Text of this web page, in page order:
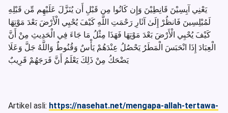
يَعْنِي آيِسِيْنَ قَانِطِيْنَ وَإِن كَانُوا مِن قَبْلِ أَن يُنَزَّلَ عَلَيْهِم مِّن قَبْلِهِ
لَمُبْلِسِينَ فَانظُرْ إِلَىٰ آثَارِ رَحْمَتِ اللَّهِ كَيْفَ يُحْيِي الْأَرْضَ بَعْدَ مَوْتِهَا
كَيْفَ يُحْيِي الْأَرْضَ بَعْدَ مَوْتِهَا فَهَذَا مِثْلُ مَا جَاءَ فِي الْحَدِيثِ مِنْ أَنَّ
الْعِبَادَ إِذَا انْحَبَسَ الْمَطَرُ يَحْصُلُ عِنْدَهُمْ يَأْسٌ وَقُنُوطٌ وَاللَّهُ جَلَّ وَعَلَا
يَضْحَكُ مِنْ ذَلِكَ يَعْلَمُ أَنَّ فَرَجَهُمْ قَرِيبٌ
Artikel asli: https://nasehat.net/mengapa-allah-tertawa-